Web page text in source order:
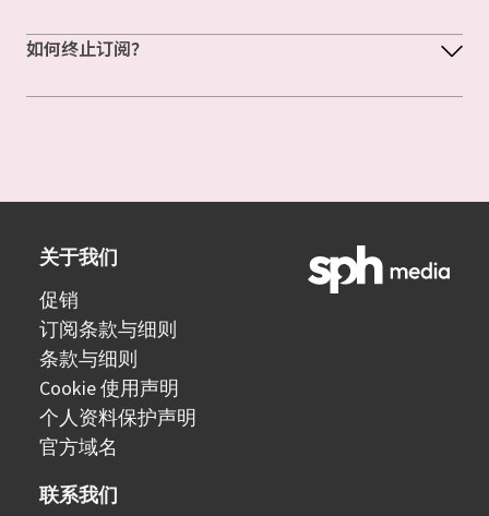
如何终止订阅？
关于我们
促销
订阅条款与细则
条款与细则
Cookie 使用声明
个人资料保护声明
官方域名
联系我们